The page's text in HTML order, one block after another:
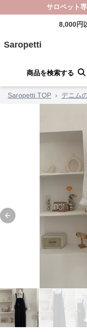
サロペット
8,000円
Saropetti
商品を検索する
Saropetti TOP › デニム
Previous slide